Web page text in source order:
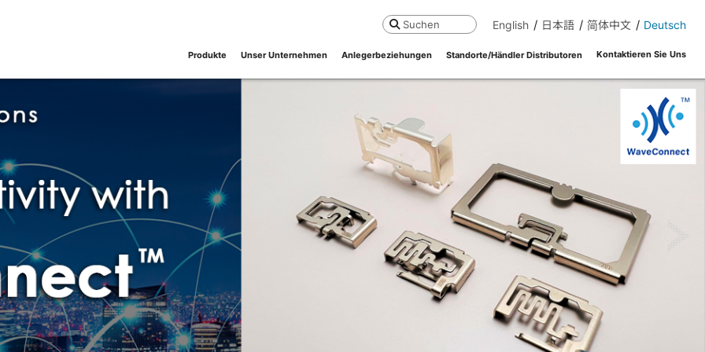
Suchen English 日本語 简体中文 Deutsch
Produkte Unser Unternehmen Anlegerbeziehungen Standorte/Händler Distributoren Kontaktieren Sie Uns